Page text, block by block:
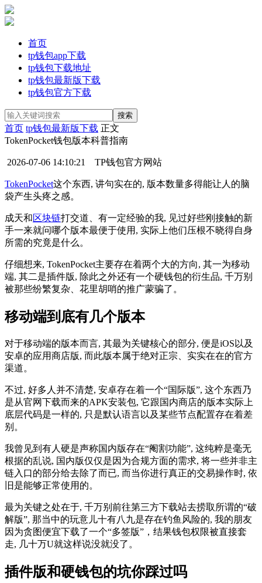
首页
tp钱包app下载
tp钱包下载地址
tp钱包最新版下载
tp钱包官方下载
首页 tp钱包最新版下载 正文
TokenPocket钱包版本科普指南
2026-07-06 14:10:21 TP钱包官方网站
TokenPocket这个东西, 讲句实在的, 版本数量多得能让人的脑
袋产生头疼之感。
成天和区块链打交道、有一定经验的我, 见过好些刚接触的新
手一来就问哪个版本最便于使用, 实际上他们压根不晓得自身
所需的究竟是什么。
仔细想来, TokenPocket主要存在着两个大的方向, 其一为移动
端, 其二是插件版, 除此之外还有一个硬钱包的衍生品, 千万别
被那些纷繁复杂、花里胡哨的推广蒙骗了。
移动端到底有几个版本
对于移动端的版本而言, 其最为关键核心的部分, 便是iOS以及
安卓的应用商店版, 而此版本属于绝对正宗、实实在在的官方
渠道。
不过, 好多人并不清楚, 安卓存在着一个“国际版”, 这个东西乃
是从官网下载而来的APK安装包, 它跟国内商店的版本实际上
底层代码是一样的, 只是默认语言以及某些节点配置存在着差
别。
我曾见到有人硬是声称国内版存在“阉割功能”, 这纯粹是毫无
根据的乱说, 国内版仅仅是因为合规方面的需求, 将一些并非主
链入口的部分给去除了而已, 而当你进行真正的交易操作时, 依
旧是能够正常使用的。
最为关键之处在于, 千万别前往第三方下载站去捞取所谓的“破
解版”, 那当中的玩意儿十有八九是存在钓鱼风险的, 我的朋友
因为贪图便宜下载了一个“多签版”，结果钱包权限被直接套
走, 几十万U就这样说没就没了。
插件版和硬钱包的坑你踩过吗